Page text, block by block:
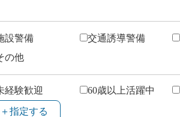
設警備 交通誘導警備
の他
経験歓迎 60歳以上活躍中
＋指定する